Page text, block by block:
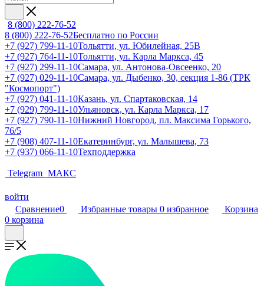
8 (800) 222-76-52
8 (800) 222-76-52Бесплатно по России
+7 (927) 799-11-10Тольятти, ул. Юбилейная, 25В
+7 (927) 764-11-10Тольятти, ул. Карла Маркса, 45
+7 (927) 299-11-10Самара, ул. Антонова-Овсеенко, 20
+7 (927) 029-11-10Самара, ул. Дыбенко, 30, секция 1-86 (ТРК
"Космопорт")
+7 (927) 041-11-10Казань, ул. Спартаковская, 14
+7 (929) 799-11-10Ульяновск, ул. Карла Маркса, 17
+7 (927) 790-11-10Нижний Новгород, пл. Максима Горького,
76/5
+7 (908) 407-11-10Екатеринбург, ул. Малышева, 73
+7 (937) 066-11-10Техподдержка
Telegram МАКС
войти
Сравнение0 Избранные товары 0 избранное
Корзина
0 корзина